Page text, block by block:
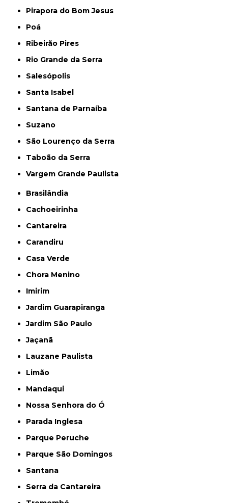
Pirapora do Bom Jesus
Poá
Ribeirão Pires
Rio Grande da Serra
Salesópolis
Santa Isabel
Santana de Parnaíba
Suzano
São Lourenço da Serra
Taboão da Serra
Vargem Grande Paulista
Brasilândia
Cachoeirinha
Cantareira
Carandiru
Casa Verde
Chora Menino
Imirim
Jardim Guarapiranga
Jardim São Paulo
Jaçanã
Lauzane Paulista
Limão
Mandaqui
Nossa Senhora do Ó
Parada Inglesa
Parque Peruche
Parque São Domingos
Santana
Serra da Cantareira